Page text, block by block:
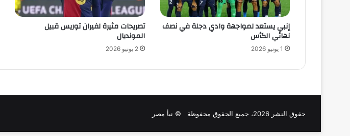
إنبي يستعد لمواجهة وادي دجلة في نصف
نهائي الكأس
1 يونيو 2026
تصريحات مثيرة لفيران توريس قبيل
المونديال
2 يونيو 2026
حقوق النشر 2026، جميع الحقوق محفوظة © نبأ مصر